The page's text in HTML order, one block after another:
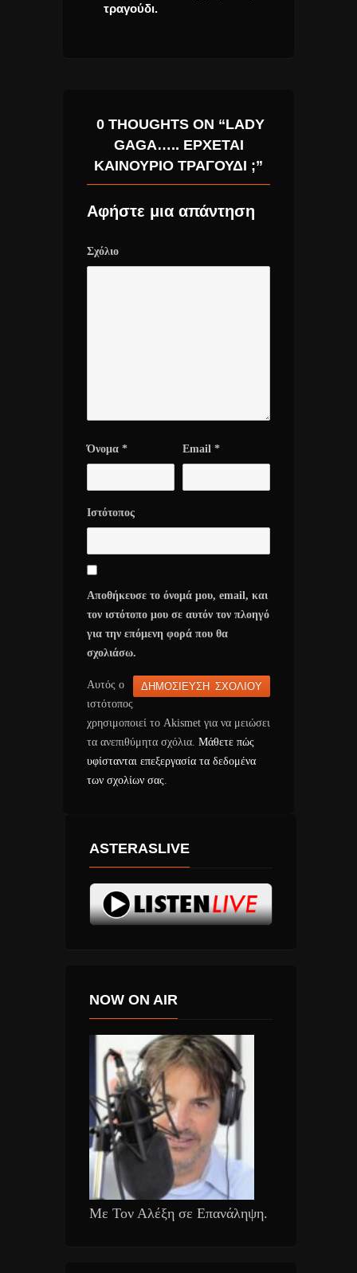
τραγούδι.
0 THOUGHTS ON “LADY
GAGA….. ΈΡΧΕΤΑΙ
ΚΑΙΝΟΎΡΙΟ ΤΡΑΓΟΎΔΙ ;”
Αφήστε μια απάντηση
Σχόλιο
Όνομα * Email *
Ιστότοπος
Αποθήκευσε το όνομά μου, email, και
τον ιστότοπο μου σε αυτόν τον πλοηγό
για την επόμενη φορά που θα
σχολιάσω.
Αυτός ο
ιστότοπος
χρησιμοποιεί το Akismet για να μειώσει
τα ανεπιθύμητα σχόλια. Μάθετε πώς
υφίστανται επεξεργασία τα δεδομένα
των σχολίων σας
ASTERASLIVE
NOW ON AIR
Με Τον Αλέξη σε Επανάληψη.